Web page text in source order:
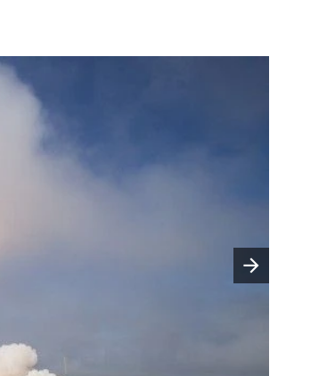
Następny slajd